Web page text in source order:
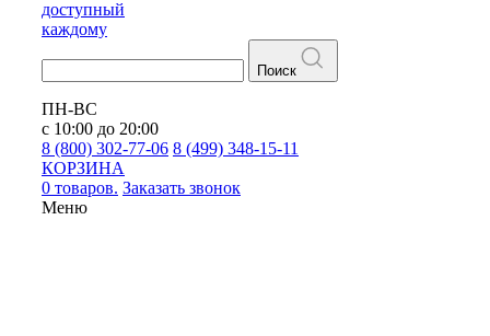
доступный
каждому
Поиск
ПН-ВС
с 10:00 до 20:00
8 (800) 302-77-06 8 (499) 348-15-11
КОРЗИНА
0 товаров. Заказать звонок
Меню